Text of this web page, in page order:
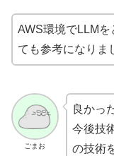
AWS環境でLLMを
ても参考になりま
ごまお
良かっ
今後技
の技術